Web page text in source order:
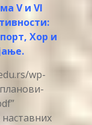
V и VI
Хор и
wp-